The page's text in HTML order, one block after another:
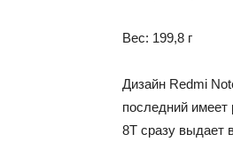
Вес: 199,8 г
Дизайн Redmi
последний имеет
8T сразу выдает